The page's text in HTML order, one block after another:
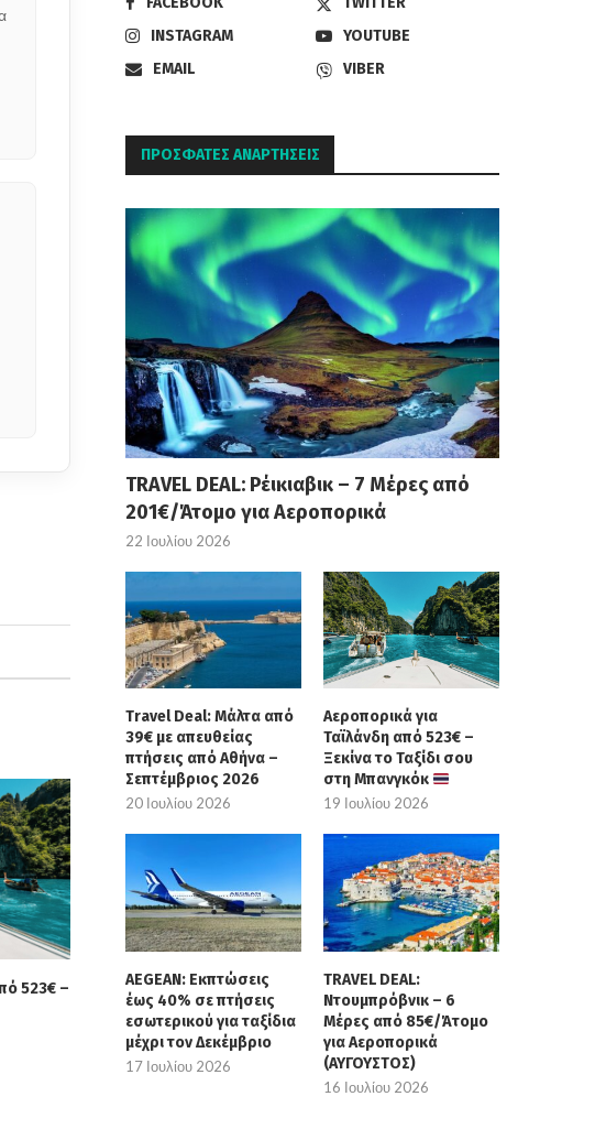
523€ –
AEGEAN: Εκπτώσεις έως 40% σε
πτήσεις εσωτερικού για...
17 Ιουλίου 2026
TRAVEL DEAL:
Μέρες από 85€/
INSTAGRAM
YOUTUBE
EMAIL
VIBER
ΠΡΌΣΦΑΤΕΣ ΑΝΑΡΤΉΣΕΙΣ
TRAVEL DEAL: Ρέικιαβικ – 7 Μέρες από
201€/Άτομο για Αεροπορικά
22 Ιουλίου 2026
Travel Deal: Μάλτα από
39€ με απευθείας
πτήσεις από Αθήνα –
Σεπτέμβριος 2026
20 Ιουλίου 2026
Αεροπορικά για
Ταϊλάνδη από 523€ –
Ξεκίνα το Ταξίδι σου
στη Μπανγκόκ
19 Ιουλίου 2026
AEGEAN: Εκπτώσεις
έως 40% σε πτήσεις
εσωτερικού για ταξίδια
μέχρι τον Δεκέμβριο
17 Ιουλίου 2026
TRAVEL DEAL:
Ντουμπρόβνικ – 6
Μέρες από 85€/Άτομο
για Αεροπορικά
(ΑΥΓΟΥΣΤΟΣ)
16 Ιουλίου 2026